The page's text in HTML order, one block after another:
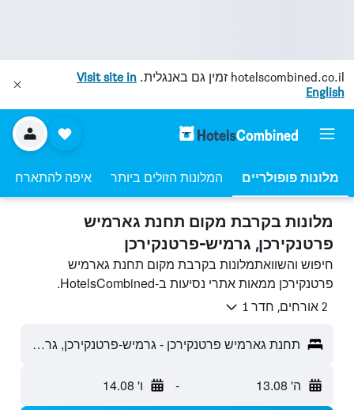
hotelscombined.co.il זמין גם באנגלית. Visit site in
English
מלונות פופולריים המלונות הזולים ביותר איפה להתארח
מלונות בקרבת מקום תחנת גארמיש
פרטנקירכן, גרמיש-פרטנקירכן
חיפוש והשוואתמלונות בקרבת מקום תחנת גארמיש
פרטנקירכן ממאות אתרי נסיעות ב-HotelsCombined.
2 אורחים, חדר 1
תחנת גארמיש פרטנקירכן - גרמיש-פרטנקירכן, גרמניה
ה' 13.08 - ו' 14.08